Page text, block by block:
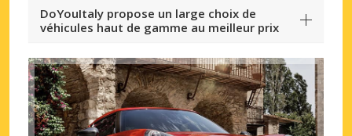
DoYouItaly propose un large choix de
véhicules haut de gamme au meilleur prix
Promotions spéciales
Accédez à toutes vos réservations en un
seul endroit